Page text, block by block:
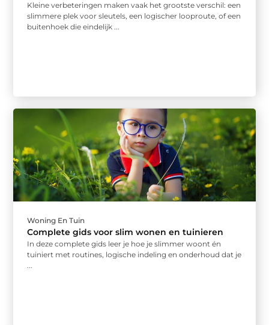
Kleine verbeteringen maken vaak het grootste verschil: een
slimmere plek voor sleutels, een logischer looproute, of een
buitenhoek die eindelijk ...
Woning En Tuin
Complete gids voor slim wonen en tuinieren
In deze complete gids leer je hoe je slimmer woont én
tuiniert met routines, logische indeling en onderhoud dat je